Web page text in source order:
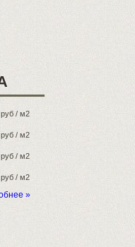
руб / м2
руб / м2
руб / м2
руб / м2
»